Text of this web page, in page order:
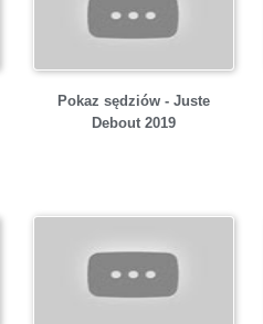
Pokaz sędziów - Juste
Debout 2019